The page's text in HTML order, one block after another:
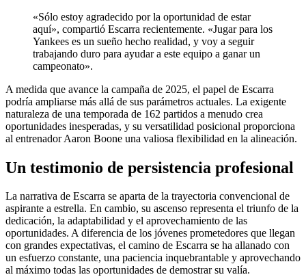
«Sólo estoy agradecido por la oportunidad de estar
aquí», compartió Escarra recientemente. «Jugar para los
Yankees es un sueño hecho realidad, y voy a seguir
trabajando duro para ayudar a este equipo a ganar un
campeonato».
A medida que avance la campaña de 2025, el papel de Escarra
podría ampliarse más allá de sus parámetros actuales. La exigente
naturaleza de una temporada de 162 partidos a menudo crea
oportunidades inesperadas, y su versatilidad posicional proporciona
al entrenador Aaron Boone una valiosa flexibilidad en la alineación.
Un testimonio de persistencia profesional
La narrativa de Escarra se aparta de la trayectoria convencional de
aspirante a estrella. En cambio, su ascenso representa el triunfo de la
dedicación, la adaptabilidad y el aprovechamiento de las
oportunidades. A diferencia de los jóvenes prometedores que llegan
con grandes expectativas, el camino de Escarra se ha allanado con
un esfuerzo constante, una paciencia inquebrantable y aprovechando
al máximo todas las oportunidades de demostrar su valía.